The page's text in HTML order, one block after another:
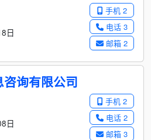
手机 2
电话 3
邮箱 2
日
询有限公司
手机 2
电话 2
邮箱 3
日